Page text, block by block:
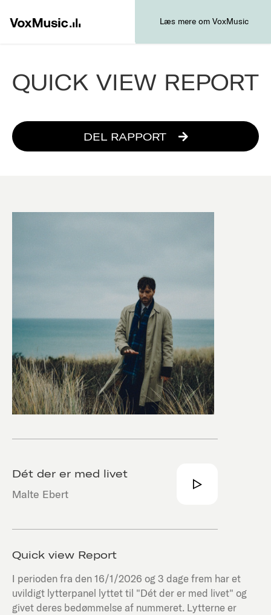
Læs mere om VoxMusic
QUICK VIEW REPORT
DEL RAPPORT
Dét der er med livet
Malte Ebert
Quick view Report
I perioden fra den16/1/2026 og 3 dage frem har et
uvildigt lytterpanel lyttet til "Dét der er med livet" og
givet deres bedømmelse af nummeret. Lytterne er